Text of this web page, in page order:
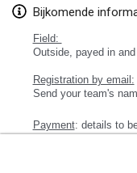
Bijkomende
Field:
Outside, payed in
Registration by email:
Send your team's
Payment: details to
Rakovnické
24 feb. 2018|
Tournoi de